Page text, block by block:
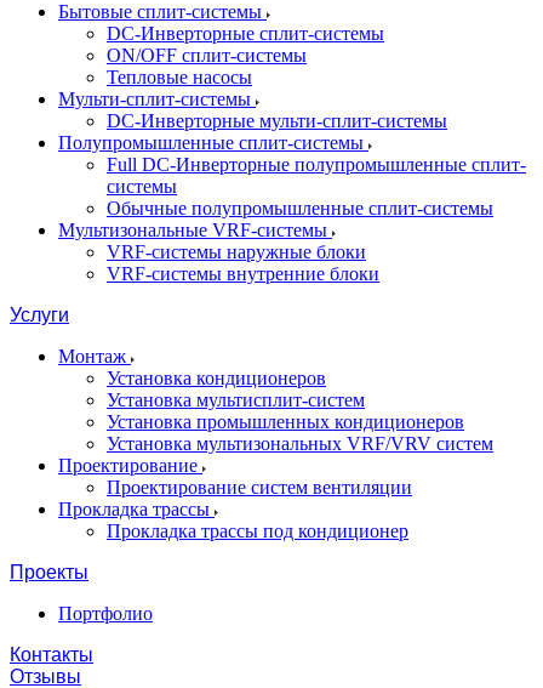
Бытовые сплит-системы
DC-Инверторные сплит-системы
ON/OFF сплит-системы
Тепловые насосы
Мульти-сплит-системы
DC-Инверторные мульти-сплит-системы
Полупромышленные сплит-системы
Full DC-Инверторные полупромышленные сплит-
системы
Обычные полупромышленные сплит-системы
Мультизональные VRF-системы
VRF-системы наружные блоки
VRF-системы внутренние блоки
Услуги
Монтаж
Установка кондиционеров
Установка мультисплит-систем
Установка промышленных кондиционеров
Установка мультизональных VRF/VRV систем
Проектирование
Проектирование систем вентиляции
Прокладка трассы
Прокладка трассы под кондиционер
Проекты
Портфолио
Контакты
Отзывы